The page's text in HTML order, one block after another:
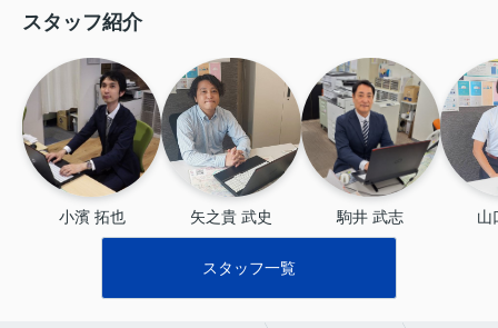
スタッフ紹介
小濱 拓也 矢之貴 武史 駒井 武志 山
スタッフ一覧